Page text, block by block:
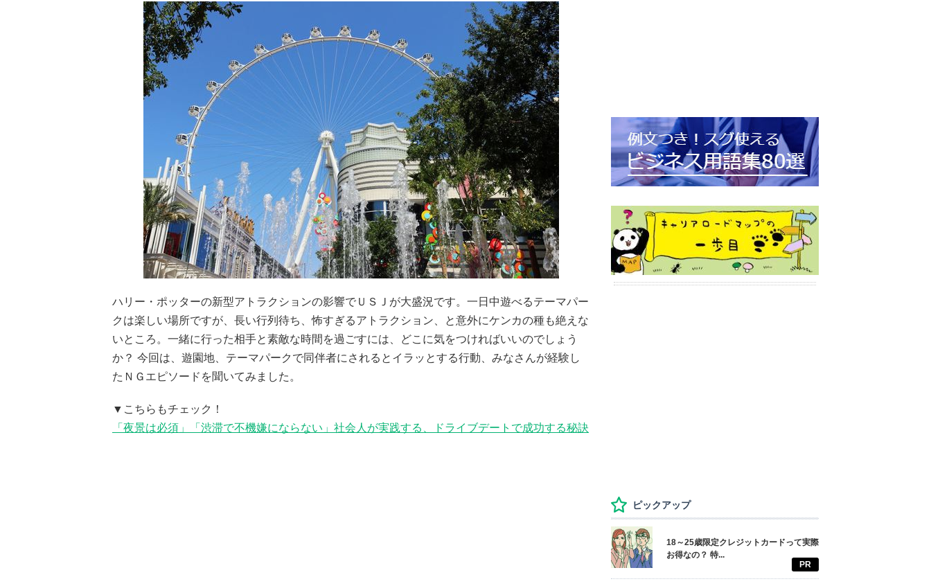
ハリー・ポッターの新型アトラクションの影響でＵＳＪが大盛況です。一日中遊べるテーマパー
クは楽しい場所ですが、長い行列待ち、怖すぎるアトラクション、と意外にケンカの種も絶えな
いところ。一緒に行った相手と素敵な時間を過ごすには、どこに気をつければいいのでしょう
か？ 今回は、遊園地、テーマパークで同伴者にされるとイラッとする行動、みなさんが経験し
たＮＧエピソードを聞いてみました。
▼こちらもチェック！
「夜景は必須」「渋滞で不機嫌にならない」社会人が実践する、ドライブデートで成功する秘訣
ピックアップ
18～25歳限定クレジットカードって実際
お得なの？ 特...
PR